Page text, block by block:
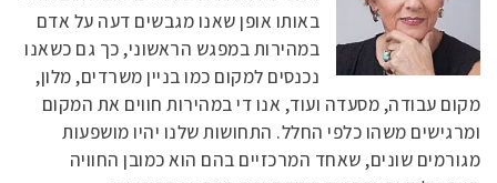
באותו אופן שאנו מגבשים דעה על אדם
במהירות במפגש הראשוני, כך גם כשאנו
נכנסים למקום כמו בניין משרדים, מלון,
מקום עבודה, מסעדה ועוד, אנו די במהירות חווים את המקום
ומרגישים משהו כלפי החלל. התחושות שלנו יהיו מושפעות
מגורמים שונים, שאחד המרכזיים בהם הוא כמובן החוויה